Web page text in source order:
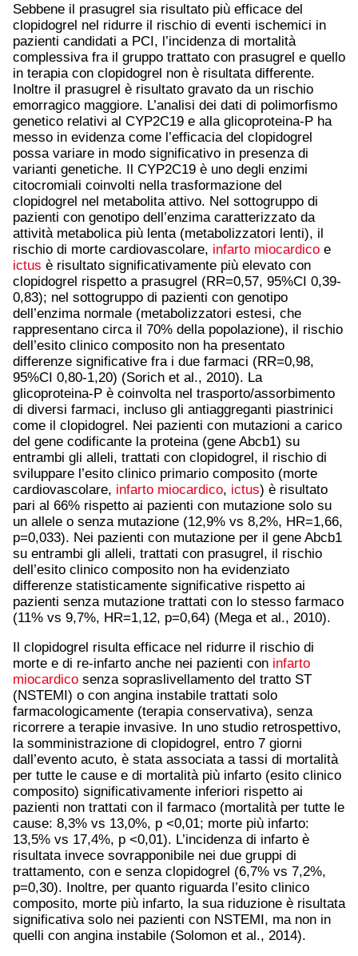
Sebbene il prasugrel sia risultato più efficace del
clopidogrel nel ridurre il rischio di eventi ischemici in
pazienti candidati a PCI, l’incidenza di mortalità
complessiva fra il gruppo trattato con prasugrel e quello
in terapia con clopidogrel non è risultata differente.
Inoltre il prasugrel è risultato gravato da un rischio
emorragico maggiore. L’analisi dei dati di polimorfismo
genetico relativi al CYP2C19 e alla glicoproteina-P ha
messo in evidenza come l’efficacia del clopidogrel
possa variare in modo significativo in presenza di
varianti genetiche. Il CYP2C19 è uno degli enzimi
citocromiali coinvolti nella trasformazione del
clopidogrel nel metabolita attivo. Nel sottogruppo di
pazienti con genotipo dell’enzima caratterizzato da
attività metabolica più lenta (metabolizzatori lenti), il
rischio di morte cardiovascolare, infarto miocardico e
ictus è risultato significativamente più elevato con
clopidogrel rispetto a prasugrel (RR=0,57, 95%CI 0,39-
0,83); nel sottogruppo di pazienti con genotipo
dell’enzima normale (metabolizzatori estesi, che
rappresentano circa il 70% della popolazione), il rischio
dell’esito clinico composito non ha presentato
differenze significative fra i due farmaci (RR=0,98,
95%CI 0,80-1,20) (Sorich et al., 2010). La
glicoproteina-P è coinvolta nel trasporto/assorbimento
di diversi farmaci, incluso gli antiaggreganti piastrinici
come il clopidogrel. Nei pazienti con mutazioni a carico
del gene codificante la proteina (gene Abcb1) su
entrambi gli alleli, trattati con clopidogrel, il rischio di
sviluppare l’esito clinico primario composito (morte
cardiovascolare, infarto miocardico, ictus) è risultato
pari al 66% rispetto ai pazienti con mutazione solo su
un allele o senza mutazione (12,9% vs 8,2%, HR=1,66,
p=0,033). Nei pazienti con mutazione per il gene Abcb1
su entrambi gli alleli, trattati con prasugrel, il rischio
dell’esito clinico composito non ha evidenziato
differenze statisticamente significative rispetto ai
pazienti senza mutazione trattati con lo stesso farmaco
(11% vs 9,7%, HR=1,12, p=0,64) (Mega et al., 2010).
Il clopidogrel risulta efficace nel ridurre il rischio di
morte e di re-infarto anche nei pazienti con infarto
miocardico senza sopraslivellamento del tratto ST
(NSTEMI) o con angina instabile trattati solo
farmacologicamente (terapia conservativa), senza
ricorrere a terapie invasive. In uno studio retrospettivo,
la somministrazione di clopidogrel, entro 7 giorni
dall’evento acuto, è stata associata a tassi di mortalità
per tutte le cause e di mortalità più infarto (esito clinico
composito) significativamente inferiori rispetto ai
pazienti non trattati con il farmaco (mortalità per tutte le
cause: 8,3% vs 13,0%, p <0,01; morte più infarto:
13,5% vs 17,4%, p <0,01). L’incidenza di infarto è
risultata invece sovrapponibile nei due gruppi di
trattamento, con e senza clopidogrel (6,7% vs 7,2%,
p=0,30). Inoltre, per quanto riguarda l’esito clinico
composito, morte più infarto, la sua riduzione è risultata
significativa solo nei pazienti con NSTEMI, ma non in
quelli con angina instabile (Solomon et al., 2014).